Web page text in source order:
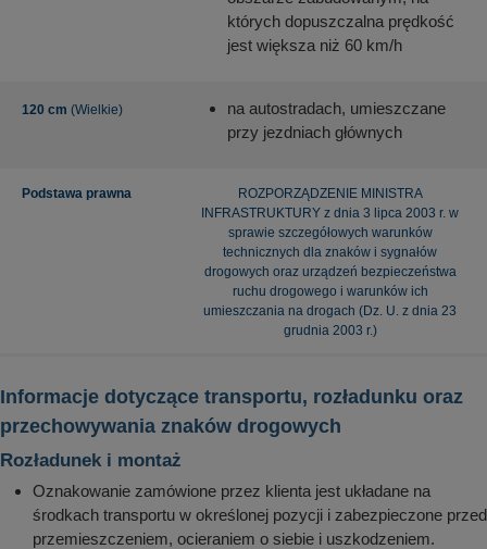
których dopuszczalna prędkość
jest większa niż 60 km/h
120 cm (Wielkie)
na autostradach, umieszczane
przy jezdniach głównych
Podstawa prawna
ROZPORZĄDZENIE MINISTRA
INFRASTRUKTURY z dnia 3 lipca 2003 r. w
sprawie szczegółowych warunków
technicznych dla znaków i sygnałów
drogowych oraz urządzeń bezpieczeństwa
ruchu drogowego i warunków ich
umieszczania na drogach (Dz. U. z dnia 23
grudnia 2003 r.)
Informacje dotyczące transportu, rozładunku oraz
przechowywania znaków drogowych
Rozładunek i montaż
Oznakowanie zamówione przez klienta jest układane na
środkach transportu w określonej pozycji i zabezpieczone przed
przemieszczeniem, ocieraniem o siebie i uszkodzeniem.